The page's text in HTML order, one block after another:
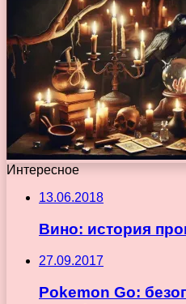
Интересное
13.06.2018
Вино: история
27.09.2017
Pokemon Go: